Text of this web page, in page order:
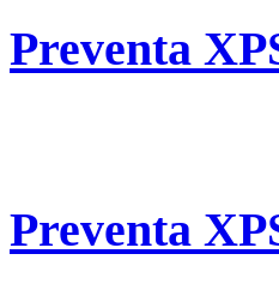
Preventa
Preventa